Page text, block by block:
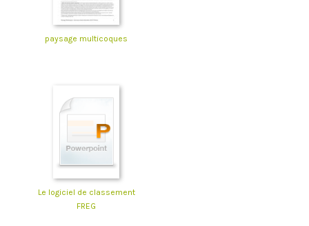
paysage multicoques
Le logiciel de classement
FREG